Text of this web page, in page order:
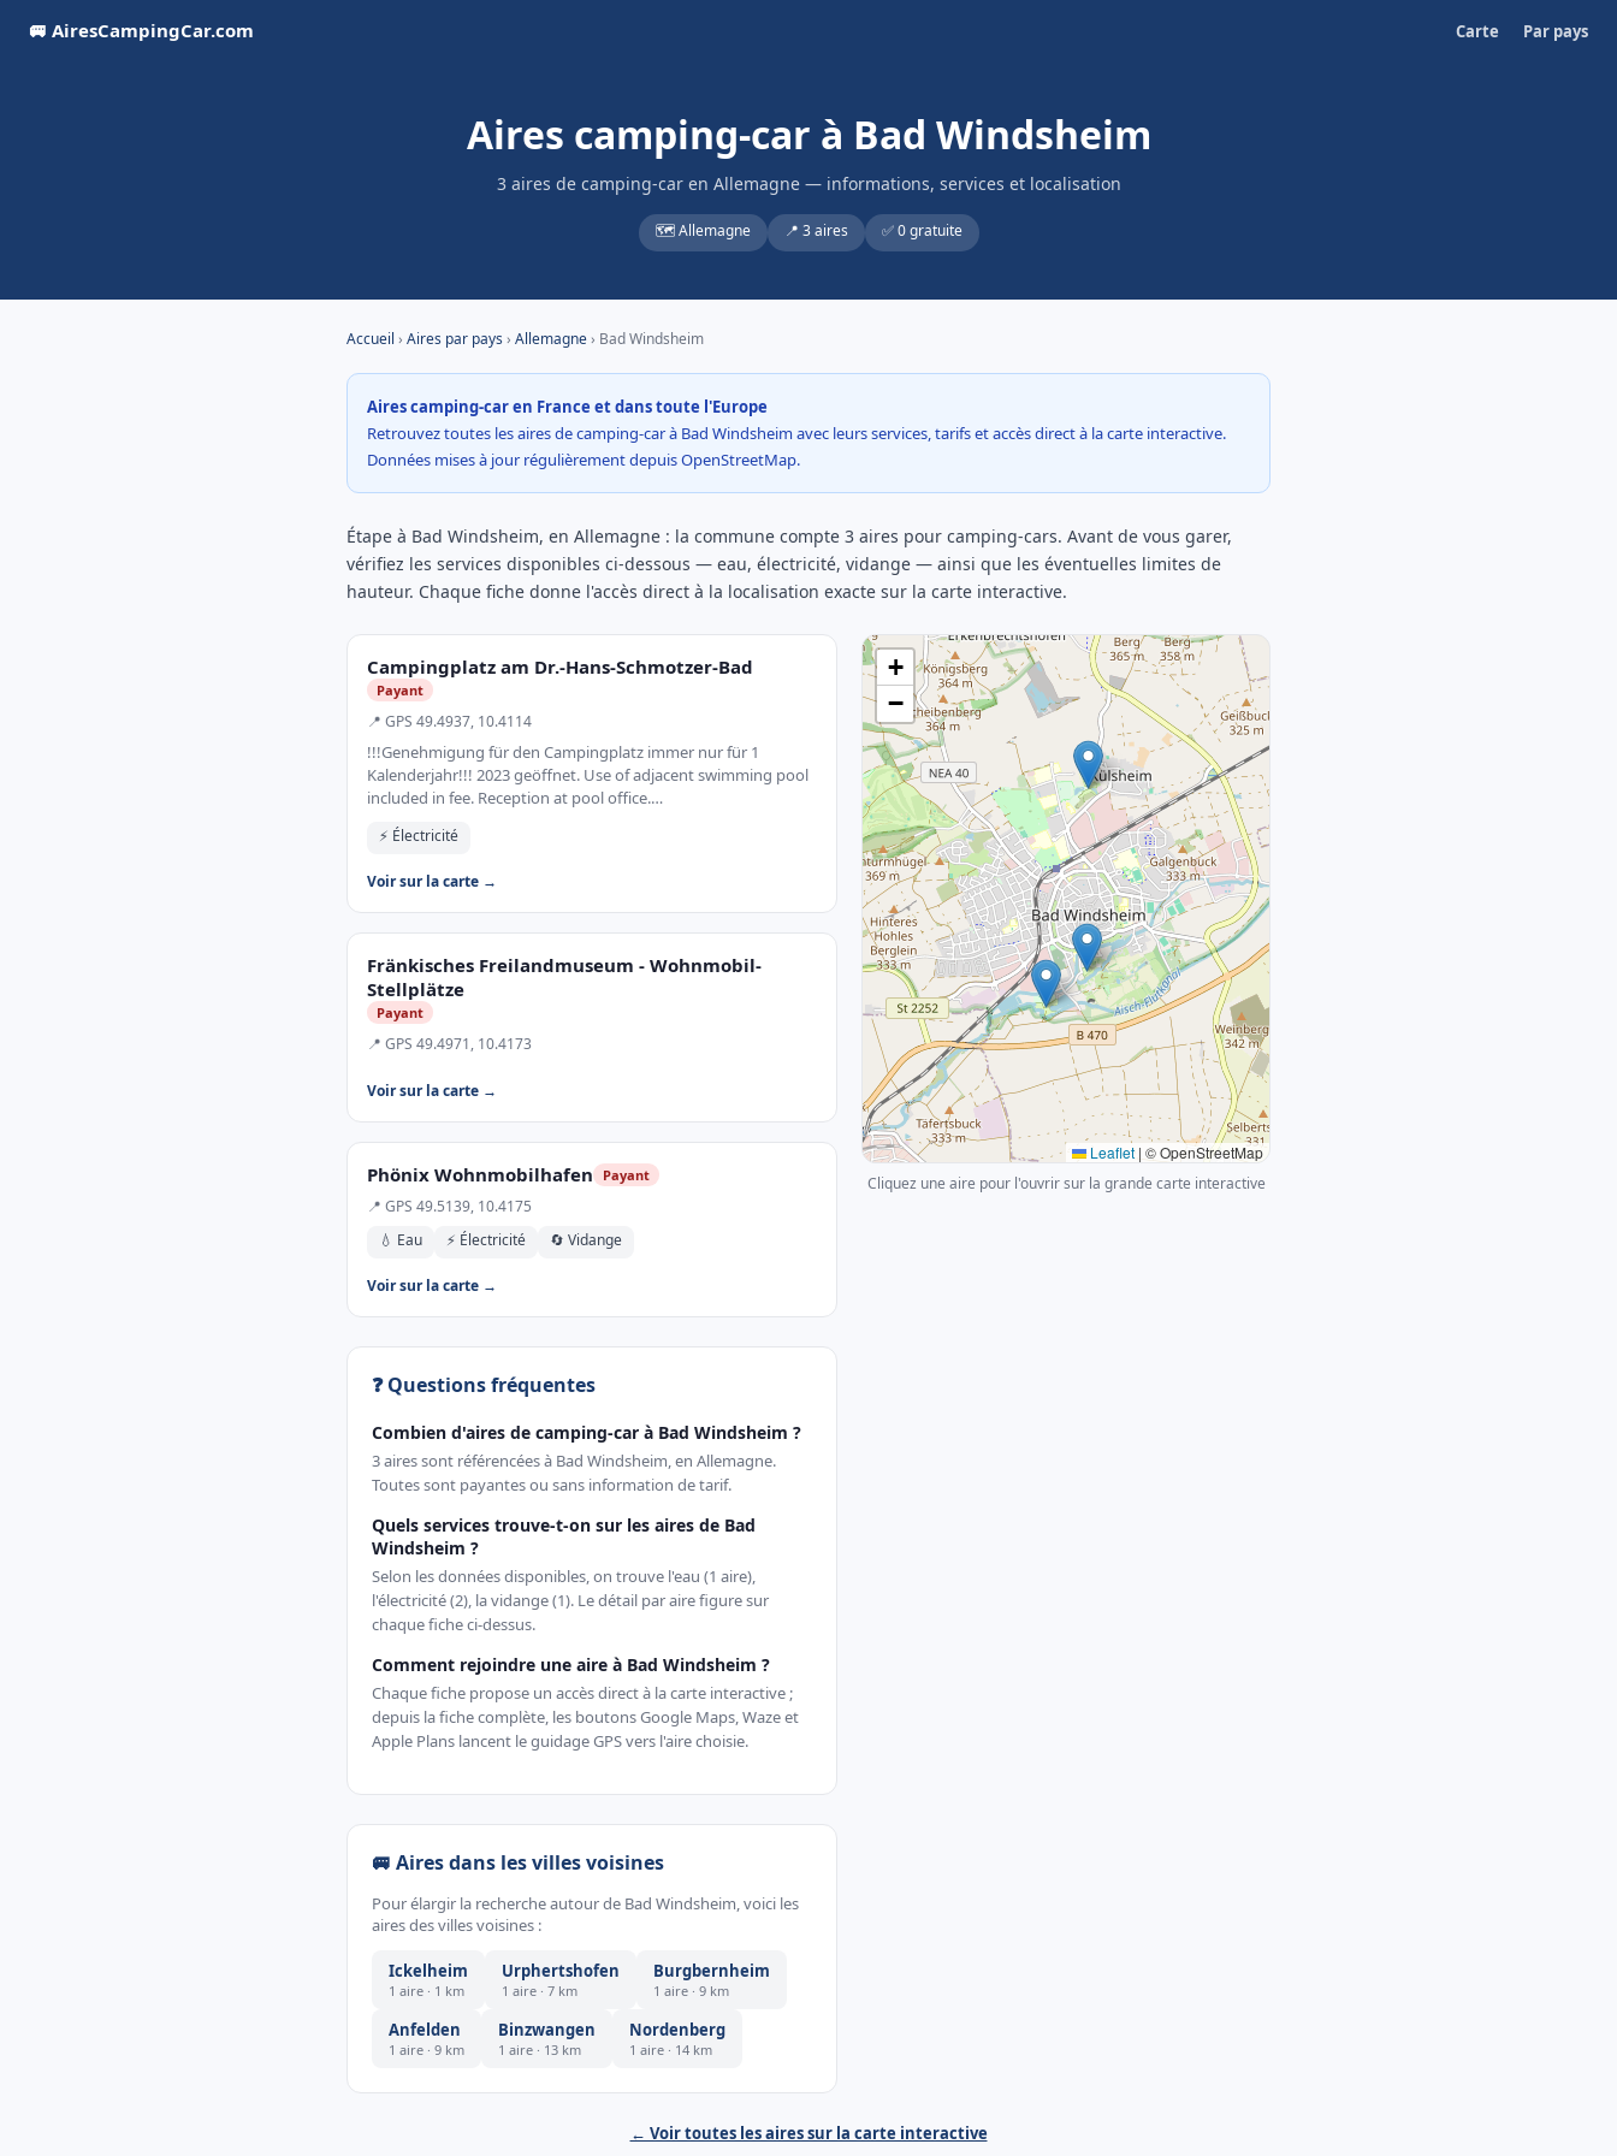
🚐 AiresCampingCar.com Carte Par pays
Aires camping-car à Bad Windsheim
3 aires de camping-car en Allemagne — informations, services et localisation
🗺️ Allemagne 📍 3 aires ✅ 0 gratuite
Accueil › Aires par pays› Allemagne› Bad Windsheim
Aires camping-car en France et dans toute l'Europe
Retrouvez toutes les aires de camping-car à Bad Windsheim avec leurs services, tarifs et accès direct à la carte interactive.
Données mises à jour régulièrement depuis OpenStreetMap.
Étape à Bad Windsheim, en Allemagne : la commune compte 3 aires pour camping-cars. Avant de vous garer,
vérifiez les services disponibles ci-dessous — eau, électricité, vidange — ainsi que les éventuelles limites de
hauteur. Chaque fiche donne l'accès direct à la localisation exacte sur la carte interactive.
Campingplatz am Dr.-Hans-Schmotzer-Bad
Payant
📍 GPS 49.4937, 10.4114
!!!Genehmigung für den Campingplatz immer nur für 1
Kalenderjahr!!! 2023 geöffnet. Use of adjacent swimming pool
included in fee. Reception at pool office.…
⚡ Électricité
Voir sur la carte →
Fränkisches Freilandmuseum - Wohnmobil-
Stellplätze
Payant
📍 GPS 49.4971, 10.4173
Voir sur la carte →
Phönix Wohnmobilhafen Payant
📍 GPS 49.5139, 10.4175
💧 Eau
⚡ Électricité 🔄 Vidange
Voir sur la carte →
❓ Questions fréquentes
Combien d'aires de camping-car à Bad Windsheim ?
3 aires sont référencées à Bad Windsheim, en Allemagne.
Toutes sont payantes ou sans information de tarif.
Quels services trouve-t-on sur les aires de Bad
Windsheim ?
Selon les données disponibles, on trouve l'eau (1 aire),
l'électricité (2), la vidange (1). Le détail par aire figure sur
chaque fiche ci-dessus.
Comment rejoindre une aire à Bad Windsheim ?
Chaque fiche propose un accès direct à la carte interactive ;
depuis la fiche complète, les boutons Google Maps, Waze et
Apple Plans lancent le guidage GPS vers l'aire choisie.
🚐 Aires dans les villes voisines
Pour élargir la recherche autour de Bad Windsheim, voici les
aires des villes voisines :
Ickelheim
1 aire · 1 km
Urphertshofen
1 aire · 7 km
Burgbernheim
1 aire · 9 km
Anfelden
1 aire · 9 km
Binzwangen
1 aire · 13 km
Nordenberg
1 aire · 14 km
+
−
Leaflet | © OpenStreetMap
Cliquez une aire pour l'ouvrir sur la grande carte interactive
← Voir toutes les aires sur la carte interactive